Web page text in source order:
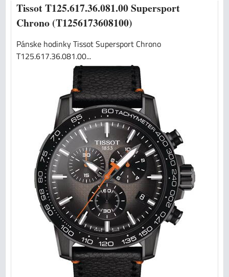
Tissot T125.617.36.081.00 Supersport
Chrono (T1256173608100)
Pánske hodinky Tissot Supersport Chrono
T125.617.36.081.00...